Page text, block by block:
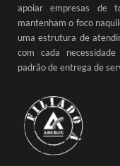
apoiar empresas de
mantenham o foco
uma estrutura de
com cada
padrão de entrega de